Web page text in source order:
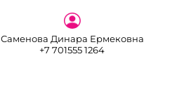
Саменова Динара Ермековна
+7 701555 1264